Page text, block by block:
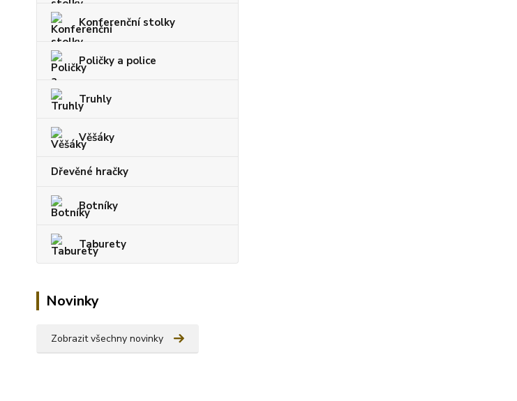
Konferenční stolky
Poličky a police
Truhly
Věšáky
Dřevěné hračky
Botníky
Taburety
Novinky
Zobrazit všechny novinky